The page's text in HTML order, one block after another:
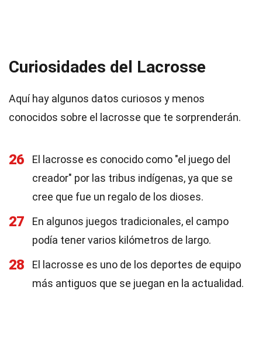
Curiosidades del Lacrosse
Aquí hay algunos datos curiosos y menos
conocidos sobre el lacrosse que te sorprenderán.
26
El lacrosse es conocido como "el juego del
creador" por las tribus indígenas, ya que se
cree que fue un regalo de los dioses.
27
En algunos juegos tradicionales, el campo
podía tener varios kilómetros de largo.
28
El lacrosse es uno de los deportes de equipo
más antiguos que se juegan en la actualidad.